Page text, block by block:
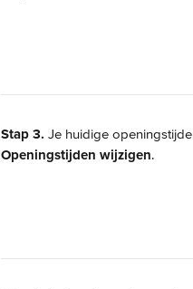
Stap 3. Je huidige
Openingstijden wijzigen.